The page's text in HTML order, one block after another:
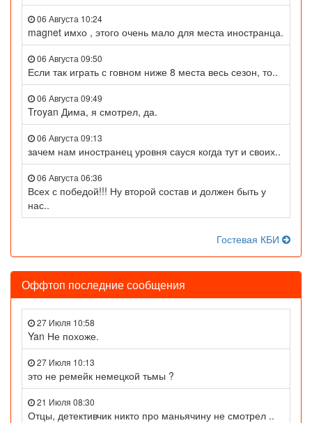
06 Августа 10:24
magnet имхо , этого очень мало для места иностранца.
06 Августа 09:50
Если так играть с говном ниже 8 места весь сезон, то..
06 Августа 09:49
Troyan Дима, я смотрел, да.
06 Августа 09:13
зачем нам иностранец уровня сауся когда тут и своих..
06 Августа 06:36
Всех с победой!!! Ну второй состав и должен быть у
нас..
Гостевая КБИ
Оффтоп последние сообщения
27 Июля 10:58
Yan Не похоже.
27 Июля 10:13
это не ремейк немецкой тьмы ?
21 Июля 08:30
Отцы, детективчик никто про маньячину не смотрел ..